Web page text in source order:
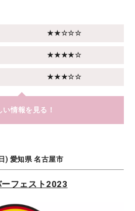
★★☆☆☆
★★★★☆
★★★☆☆
い情報を見る！
) 愛知県 名古屋市
フェスト2023